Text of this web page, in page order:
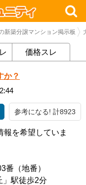
新築分譲マンション掲示板
価格スレ
か？
参考になる! 計8923
報を希望していま
番（地番）
」駅徒歩2分